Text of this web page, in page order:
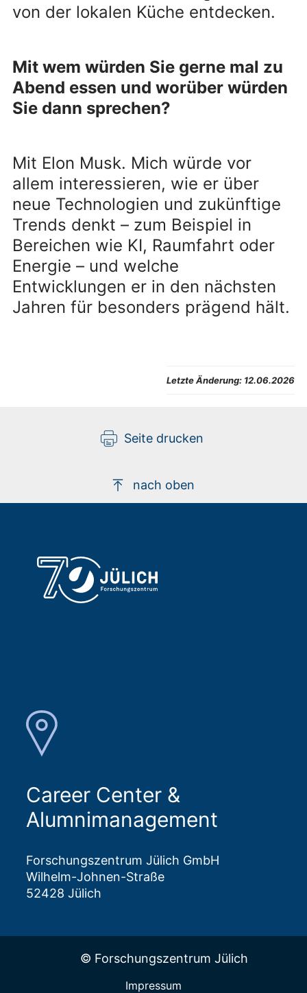
von der lokalen Küche entdecken.
Mit wem würden Sie gerne mal zu
Abend essen und worüber würden
Sie dann sprechen?
Mit Elon Musk. Mich würde vor
allem interessieren, wie er über
neue Technologien und zukünftige
Trends denkt – zum Beispiel in
Bereichen wie KI, Raumfahrt oder
Energie – und welche
Entwicklungen er in den nächsten
Jahren für besonders prägend hält.
Letzte Änderung: 12.06.2026
Seite drucken
nach oben
Career Center &
Alumnimanagement
Forschungszentrum Jülich GmbH
Wilhelm-Johnen-Straße
52428 Jülich
© Forschungszentrum Jülich
Impressum